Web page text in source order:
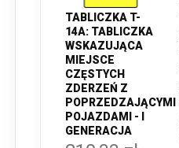
TABLICZKA T-
14A: TABLICZKA
WSKAZUJĄCA
MIEJSCE
CZĘSTYCH
ZDERZEŃ Z
POPRZEDZAJĄCYMI
POJAZDAMI - I
GENERACJA